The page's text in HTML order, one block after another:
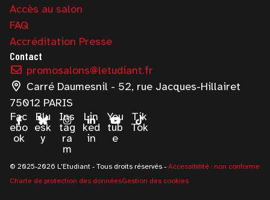
Accès au salon
FAQ
Accréditation Presse
Contact
promosalons@letudiant.fr
Carré Daumesnil - 52, rue Jacques-Hillairet
75012 PARIS
Fac
ebo
ok
Blu
esk
y
Ins
tag
ra
m
Lin
ked
in
You
tub
e
Tik
Tok
© 2025-2026 L'Etudiant - Tous droits réservés - Accessibilité : non conforme
Charte de protection des donnéesGestion des cookies